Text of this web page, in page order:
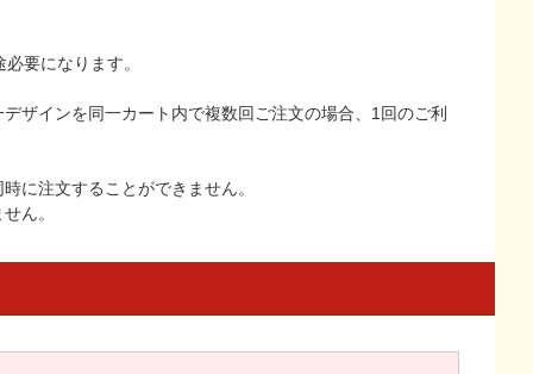
要になります。
ザインを同一カート内で複数回ご注文の場合、1回のご利
に注文することができません。
ん。